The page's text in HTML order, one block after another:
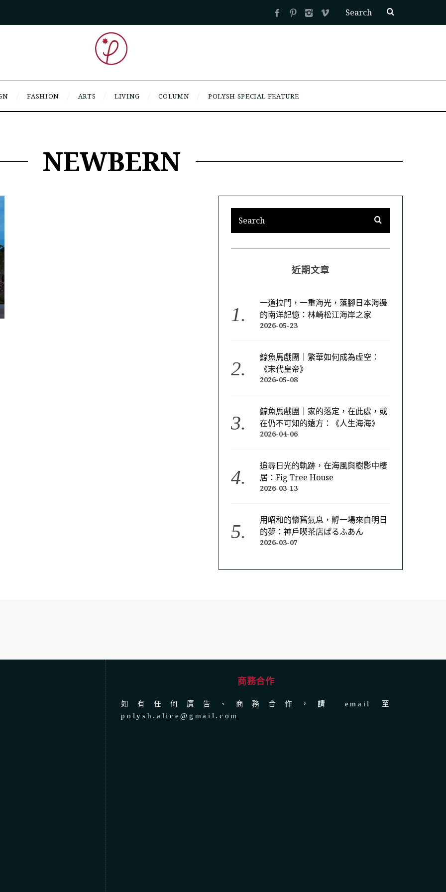
FASHION ARTS LIVING COLUMN POLYSH SPECIAL FEATURE
NEWBERN
近期文章
一道拉門，一重海光，落腳日本海邊
的南洋記憶：林崎松江海岸之家
2026-05-23
鯨魚馬戲團｜繁華如何成為虛空：
《末代皇帝》
2026-05-08
鯨魚馬戲團｜家的落定，在此處，或
在仍不可知的遠方：《人生海海》
2026-04-06
追尋日光的軌跡，在海風與樹影中棲
居：Fig Tree House
2026-03-13
用昭和的懷舊氣息，孵一場來自明日
的夢：神戶喫茶店ぱるふあん
2026-03-07
商務合作
如有任何廣告、商務合作，請 email 至
polysh.alice@gmail.com